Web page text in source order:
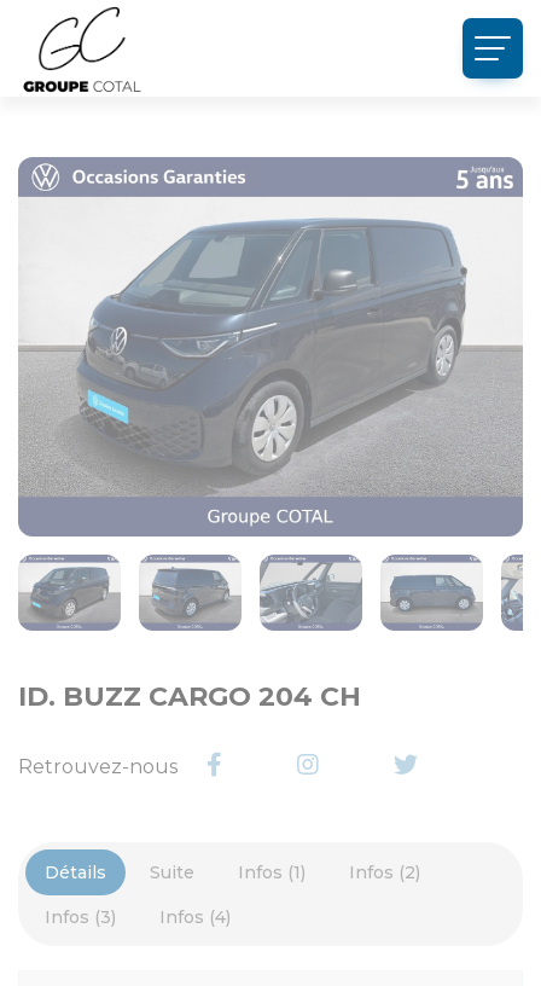
ID. BUZZ CARGO 204 CH
Retrouvez-nous
Détails Suite Infos (1) Infos (2)
Infos (3) Infos (4)
Panneau de gestion des cookies